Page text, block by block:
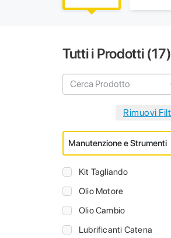
Tutti i Prodotti (17)
Manutenzione e Strumenti
Kit Tagliando
Olio Motore
Olio Cambio
Lubrificanti Catena